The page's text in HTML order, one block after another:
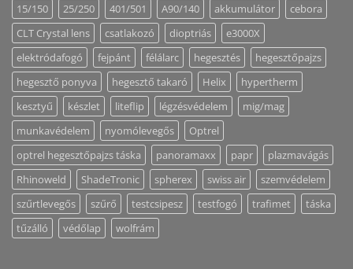
15/150 25/250 401/501 A90/140 akkumulátor
cebora
CLT Crystal lens
csatlakozó dioptriás
e3000X
elektródafogó
fejpánt félálarc hegesztés
hegesztőpajzs
hegesztő ponyva
hegesztő takaró Helix
hypertherm
kesztyű
készlet liteflip légzésvédelem
mig/mag
munkavédelem
nyomólevegős
Optrel
optrel hegesztőpajzs táska
panoramaxx papr
plazmavágás
Rhinoweld
ShadeTronic spherex swiss air
szemvédelem
szűrtlevegős
szűrő testcsipesz testfogó trafimet
táska
tűzálló
védőlap wolfrám